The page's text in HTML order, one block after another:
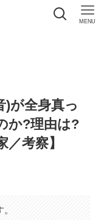
MENU
)が全身真っ
か?理由は?
／考察】